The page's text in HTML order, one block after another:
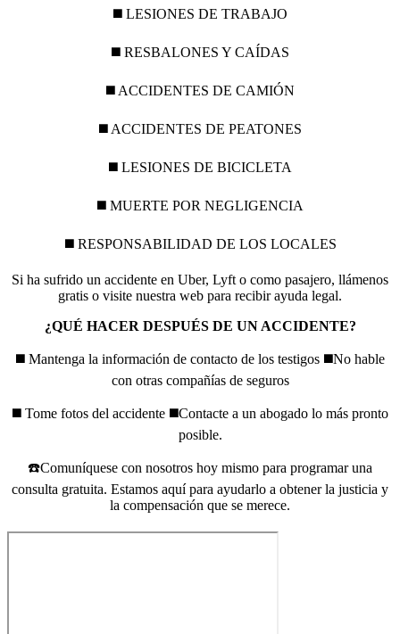
◼️ LESIONES DE TRABAJO
◼️ RESBALONES Y CAÍDAS
◼️ ACCIDENTES DE CAMIÓN
◼️ ACCIDENTES DE PEATONES
◼️ LESIONES DE BICICLETA
◼️ MUERTE POR NEGLIGENCIA
◼️ RESPONSABILIDAD DE LOS LOCALES
Si ha sufrido un accidente en Uber, Lyft o como pasajero, llámenos
gratis o visite nuestra web para recibir ayuda legal.
¿QUÉ HACER DESPUÉS DE UN ACCIDENTE?
◼️ Mantenga la información de contacto de los testigos ◼️No hable
con otras compañías de seguros
◼️ Tome fotos del accidente ◼️Contacte a un abogado lo más pronto
posible.
☎️Comuníquese con nosotros hoy mismo para programar una
consulta gratuita. Estamos aquí para ayudarlo a obtener la justicia y
la compensación que se merece.